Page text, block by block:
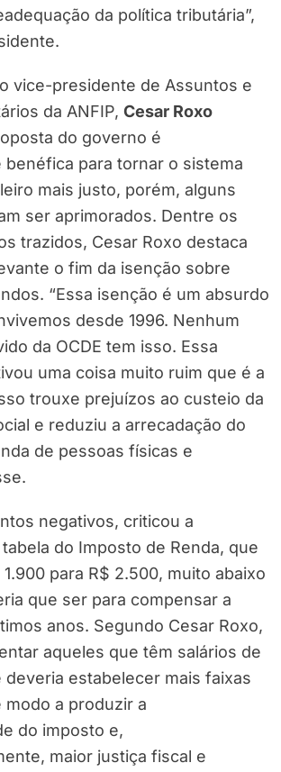
da política tributária”,
vice-presidente de Assuntos e
da ANFIP, Cesar Roxo
do governo é
benéfica para tornar o sistema
mais justo, porém, alguns
ser aprimorados. Dentre os
trazidos, Cesar Roxo destaca
o fim da isenção sobre
“Essa isenção é um absurdo
desde 1996. Nenhum
da OCDE tem isso. Essa
uma coisa muito ruim que é a
trouxe prejuízos ao custeio da
e reduziu a arrecadação do
de pessoas físicas e
negativos, criticou a
do Imposto de Renda, que
para R$ 2.500, muito abaixo
que ser para compensar a
anos. Segundo Cesar Roxo,
aqueles que têm salários de
deveria estabelecer mais faixas
modo a produzir a
do imposto e,
maior justiça fiscal e